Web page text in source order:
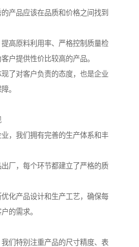
产品应该在品质和价格之间找到
高原料利用率、严格控制质量检
户提供性价比较高的产品。
了对客户负责的态度，也是企业
。
，我们拥有完善的生产体系和丰
厂，每个环节都建立了严格的质
化产品设计和生产工艺，确保每
的需求。
们特别注重产品的尺寸精度、表